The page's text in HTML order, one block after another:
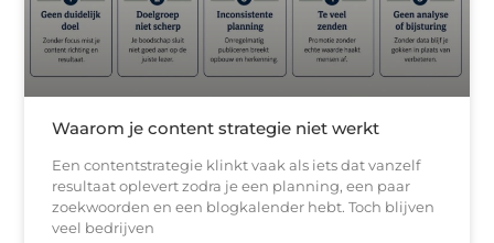
Waarom je content strategie niet werkt
Een contentstrategie klinkt vaak als iets dat vanzelf
resultaat oplevert zodra je een planning, een paar
zoekwoorden en een blogkalender hebt. Toch blijven
veel bedrijven